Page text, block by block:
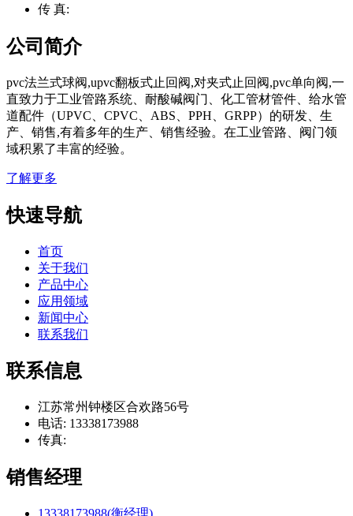
传 真:
公司简介
pvc法兰式球阀,upvc翻板式止回阀,对夹式止回阀,pvc单向阀,一
直致力于工业管路系统、耐酸碱阀门、化工管材管件、给水管
道配件（UPVC、CPVC、ABS、PPH、GRPP）的研发、生
产、销售,有着多年的生产、销售经验。在工业管路、阀门领
域积累了丰富的经验。
了解更多
快速导航
首页
关于我们
产品中心
应用领域
新闻中心
联系我们
联系信息
江苏常州钟楼区合欢路56号
电话: 13338173988
传真:
销售经理